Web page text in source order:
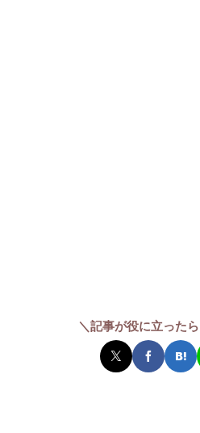
＼記事が役に立った